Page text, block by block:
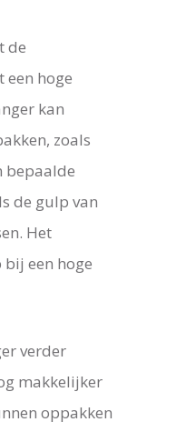
de
hoge
kan
zoals
bepaalde
de gulp van
Het
een hoge
verder
makkelijker
oppakken